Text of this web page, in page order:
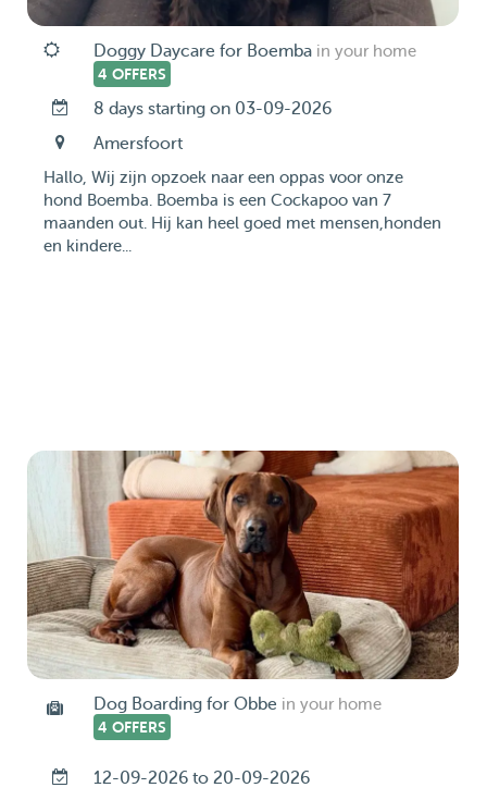
Doggy Daycare for Boemba in your home
4 OFFERS
8 days starting on 03-09-2026
Amersfoort
Hallo, Wij zijn opzoek naar een oppas voor onze
hond Boemba. Boemba is een Cockapoo van 7
maanden out. Hij kan heel goed met mensen,honden
en kindere...
Dog Boarding for Obbe in your home
4 OFFERS
12-09-2026 to 20-09-2026